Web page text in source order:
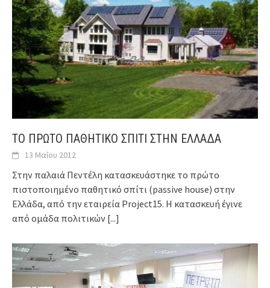
ΤΟ ΠΡΩΤΟ ΠΑΘΗΤΙΚΟ ΣΠΙΤΙ ΣΤΗΝ ΕΛΛΑΔΑ
13 Μαΐου 2012
Στην παλαιά Πεντέλη κατασκευάστηκε το πρώτο
πιστοποιημένο παθητικό σπίτι (passive house) στην
Ελλάδα, από την εταιρεία Project15. Η κατασκευή έγινε
από ομάδα πολιτικών [...]